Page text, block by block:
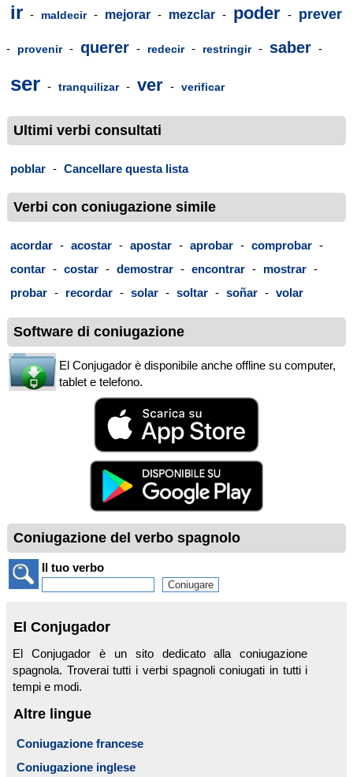
ir - maldecir - mejorar - mezclar - poder - prever
- provenir - querer - redecir - restringir - saber -
ser - tranquilizar - ver - verificar
Ultimi verbi consultati
poblar - Cancellare questa lista
Verbi con coniugazione simile
acordar - acostar - apostar - aprobar - comprobar -
contar - costar - demostrar - encontrar - mostrar -
probar - recordar - solar - soltar - soñar - volar
Software di coniugazione
El Conjugador è disponibile anche offline su computer,
tablet e telefono.
Coniugazione del verbo spagnolo
Il tuo verbo
El Conjugador
El Conjugador è un sito dedicato alla coniugazione
spagnola. Troverai tutti i verbi spagnoli coniugati in tutti i
tempi e modi.
Altre lingue
Coniugazione francese
Coniugazione inglese